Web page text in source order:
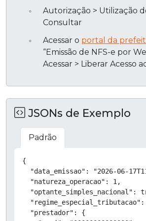
Autorização > Utilização
Consultar
Acessar o portal da
“Emissão de NFS-e por
Acessar > Liberar Acesso
JSONs de Exemplo
Padrão
{
"data_emissao": "2026-06-
  "natureza_operacao": 1,
"optante_simples_nacional":
"regime_especial_tributacao":
  "prestador": {